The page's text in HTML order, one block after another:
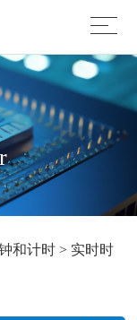
和计时 > 实时时